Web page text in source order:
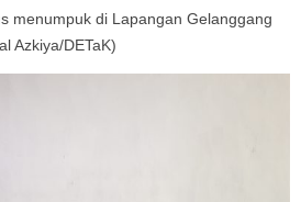
menumpuk di Lapangan Gelanggang
Azkiya/DETaK)